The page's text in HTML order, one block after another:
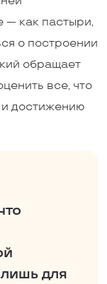
— как пастыри,
о построении
обращает
все, что
и достижению
для